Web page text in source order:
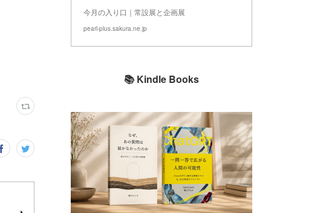
今月の入り口｜常設展と企画展
pearl-plus.sakura.ne.jp
📚 Kindle Books